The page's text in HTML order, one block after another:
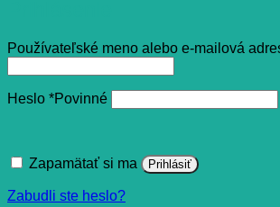
Používateľské meno alebo e-mailová
Heslo *Povinné
Zapamätať si ma Prihlásiť
Zabudli ste heslo?